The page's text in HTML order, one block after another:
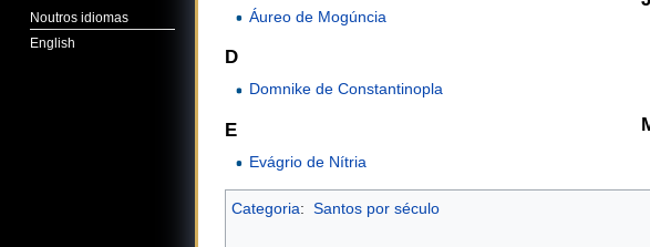
Áureo de Mogúncia
D
Domnike de Constantinopla
E
Evágrio de Nítria
Categoria: Santos por século
Noutros idiomas
English